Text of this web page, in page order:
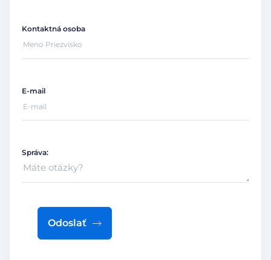
Kontaktná osoba
E-mail
Správa:
Odoslať